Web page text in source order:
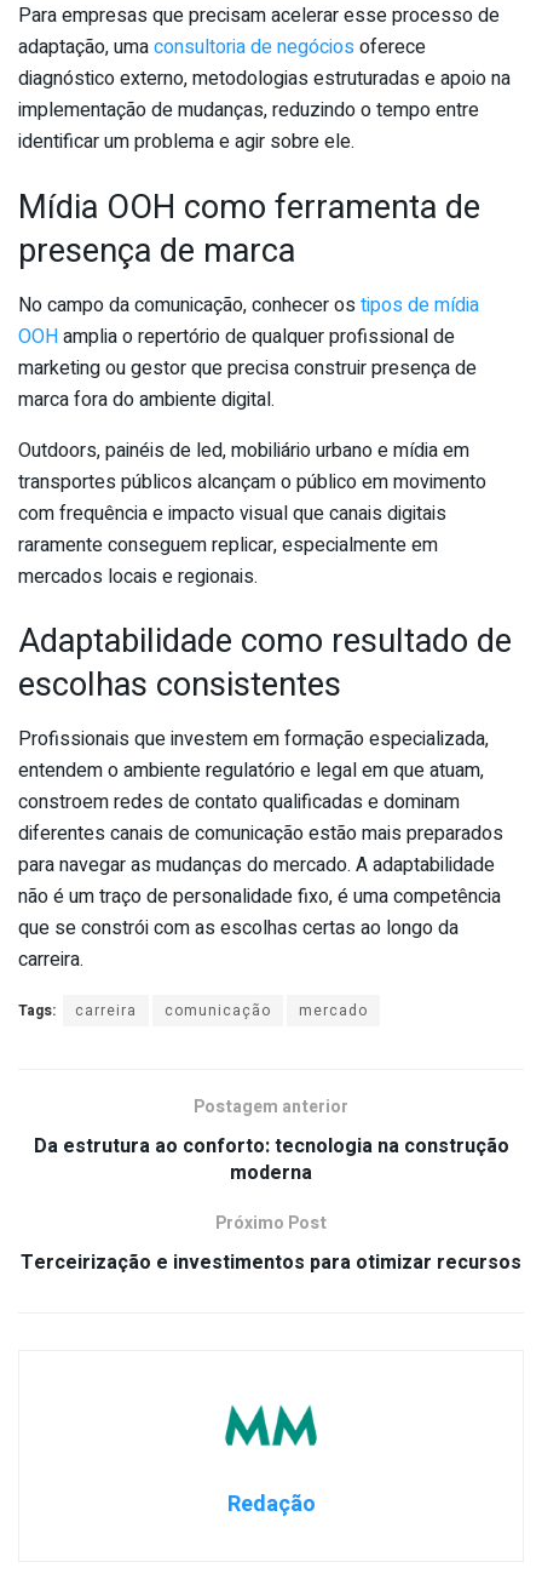
Para empresas que precisam acelerar esse processo de
adaptação, umaconsultoria de negócios oferece
diagnóstico externo, metodologias estruturadas e apoio na
implementação de mudanças, reduzindo o tempo entre
identificar um problema e agir sobre ele.
Mídia OOH como ferramenta de
presença de marca
No campo da comunicação, conhecer ostipos de mídia
OOHamplia o repertório de qualquer profissional de
marketing ou gestor que precisa construir presença de
marca fora do ambiente digital.
Outdoors, painéis de led, mobiliário urbano e mídia em
transportes públicos alcançam o público em movimento
com frequência e impacto visual que canais digitais
raramente conseguem replicar, especialmente em
mercados locais e regionais.
Adaptabilidade como resultado de
escolhas consistentes
Profissionais que investem em formação especializada,
entendem o ambiente regulatório e legal em que atuam,
constroem redes de contato qualificadas e dominam
diferentes canais de comunicação estão mais preparados
para navegar as mudanças do mercado. A adaptabilidade
não é um traço de personalidade fixo, é uma competência
que se constrói com as escolhas certas ao longo da
carreira.
Tags: carreira comunicação mercado
Postagem anterior
Da estrutura ao conforto: tecnologia na construção
moderna
Próximo Post
Terceirização e investimentos para otimizar recursos
Redação